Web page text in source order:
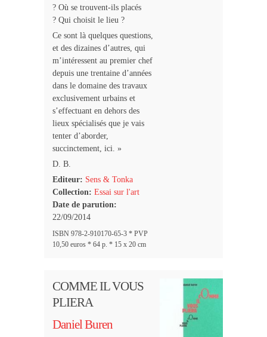
? Où se trouvent-ils placés
? Qui choisit le lieu ?
Ce sont là quelques questions,
et des dizaines d’autres, qui
m’intéressent au premier chef
depuis une trentaine d’années
dans le domaine des travaux
exclusivement urbains et
s’effectuant en dehors des
lieux spécialisés que je vais
tenter d’aborder,
succinctement, ici. »
D. B.
Editeur: Sens & Tonka
Collection: Essai sur l'art
Date de parution:
22/09/2014
ISBN 978-2-910170-65-3 * PVP
10,50 euros * 64 p. * 15 x 20 cm
COMME IL VOUS
PLIERA
Daniel Buren